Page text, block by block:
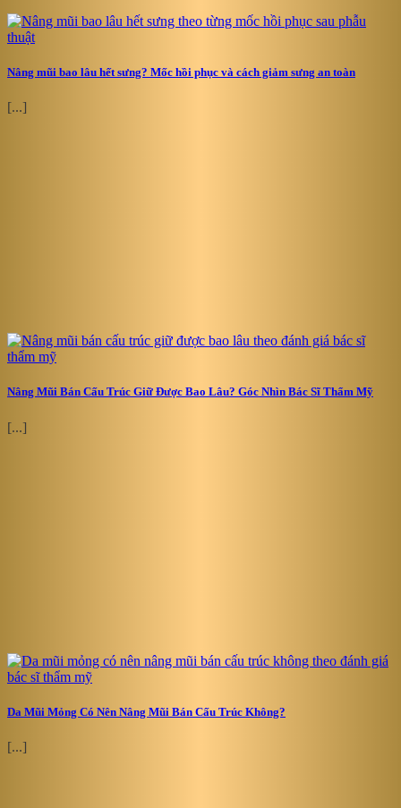
Nâng mũi bao lâu hết sưng? Mốc hồi phục và cách giảm sưng an toàn
[...]
Nâng Mũi Bán Cấu Trúc Giữ Được Bao Lâu? Góc Nhìn Bác Sĩ Thẩm Mỹ
[...]
Da Mũi Mỏng Có Nên Nâng Mũi Bán Cấu Trúc Không?
[...]